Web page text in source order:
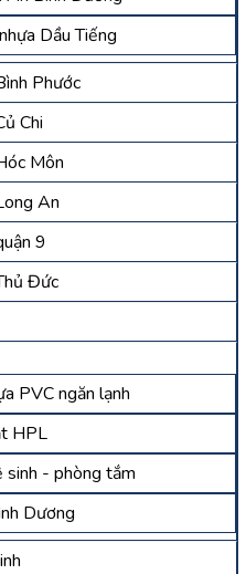
Dầu Tiếng
Phước
Chi
Môn
An
9
Đức
PVC ngăn lạnh
HPL
sinh - phòng tắm
Dương